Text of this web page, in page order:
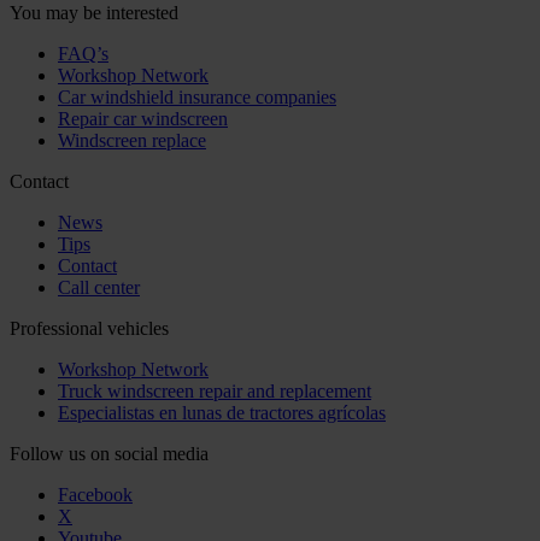
You may be interested
FAQ’s
Workshop Network
Car windshield insurance companies
Repair car windscreen
Windscreen replace
Contact
News
Tips
Contact
Call center
Professional vehicles
Workshop Network
Truck windscreen repair and replacement
Especialistas en lunas de tractores agrícolas
Follow us on social media
Facebook
X